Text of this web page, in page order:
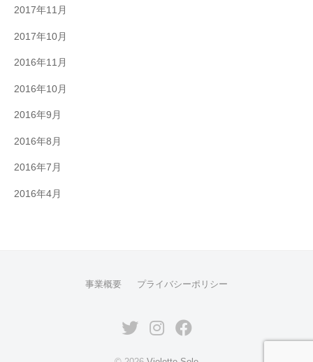
2017年11月
2017年10月
2016年11月
2016年10月
2016年9月
2016年8月
2016年7月
2016年4月
事業概要 プライバシーポリシー